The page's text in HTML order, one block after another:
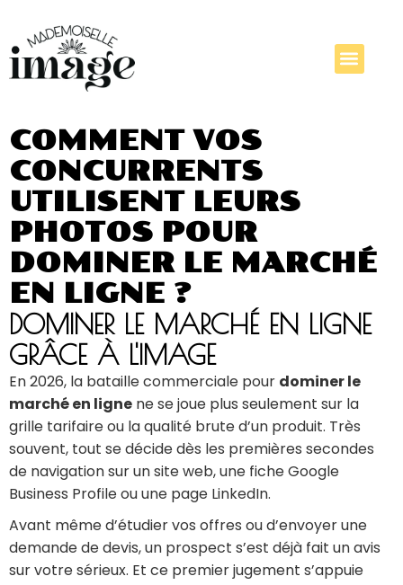
COMMENT VOS
CONCURRENTS
UTILISENT LEURS
PHOTOS POUR
DOMINER LE MARCHÉ
EN LIGNE ?
DOMINER LE MARCHÉ EN LIGNE
GRÂCE À L'IMAGE
En 2026, la bataille commerciale pour dominer le
marché en ligne ne se joue plus seulement sur la
grille tarifaire ou la qualité brute d’un produit. Très
souvent, tout se décide dès les premières secondes
de navigation sur un site web, une fiche Google
Business Profile ou une page LinkedIn.
Avant même d’étudier vos offres ou d’envoyer une
demande de devis, un prospect s’est déjà fait un avis
sur votre sérieux. Et ce premier jugement s’appuie